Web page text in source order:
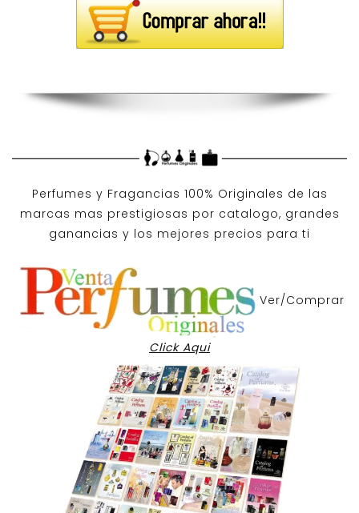
Perfumes y Fragancias 100% Originales de las
marcas mas prestigiosas por catalogo, grandes
ganancias y los mejores precios para ti
Ver/Comprar
Click Aqui